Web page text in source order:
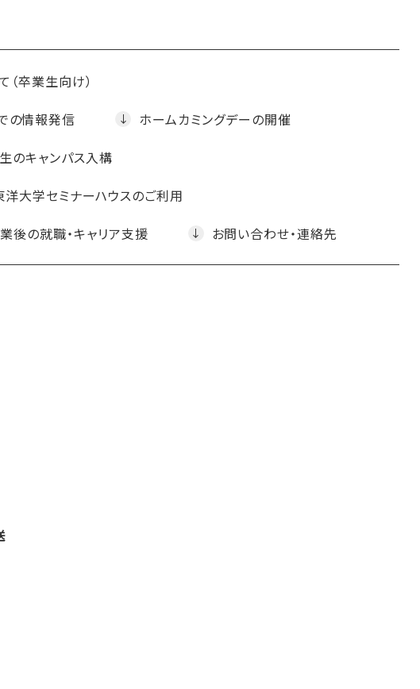
卒業生向け）
の情報発信
ホームカミングデーの開催
のキャンパス入構
洋大学セミナーハウスのご利用
後の就職・キャリア支援 お問い合わせ・連絡先